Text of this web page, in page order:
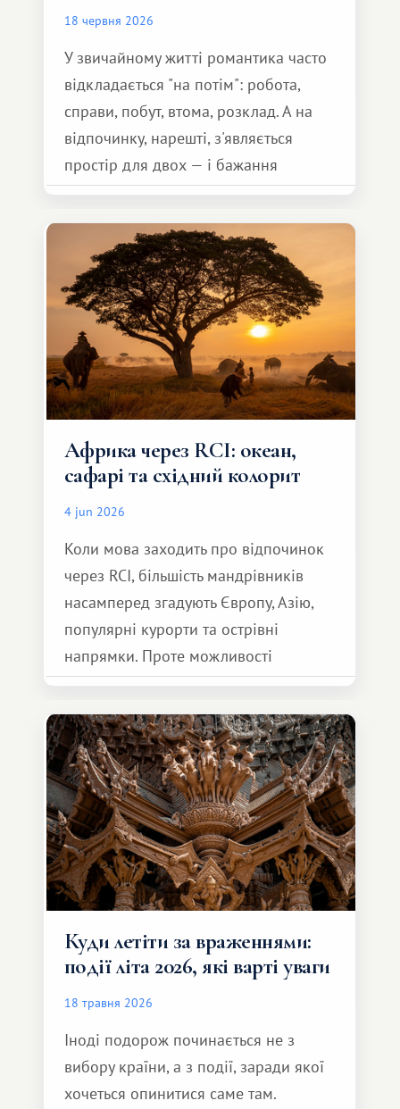
18 червня 2026
У звичайному житті романтика часто
відкладається "на потім": робота,
справи, побут, втома, розклад. А на
відпочинку, нарешті, з'являється
простір для двох — і бажання
зробити для близької людини щось
особливе. Не обов'язково масштабне,
але тепле і незабутнє :)
Африка через RCI: океан,
сафарі та східний колорит
4 jun 2026
Коли мова заходить про відпочинок
через RCI, більшість мандрівників
насамперед згадують Європу, Азію,
популярні курорти та острівні
напрямки. Проте можливості
обмінної системи значно ширші.
Серед них є і Африка – континент,
який здатний подарувати зовсім
інший формат подорожі.
Куди летіти за враженнями:
події літа 2026, які варті уваги
18 травня 2026
Іноді подорож починається не з
вибору країни, а з події, заради якої
хочеться опинитися саме там.